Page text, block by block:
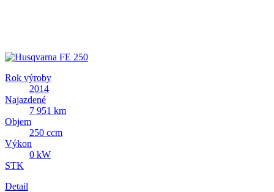
Rok výroby
2014
Najazdené
7 951 km
Objem
250 ccm
Výkon
0 kW
STK
Detail